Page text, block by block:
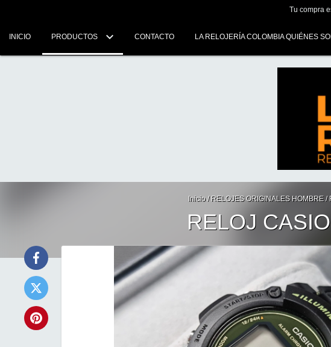
Tu compra
INICIO PRODUCTOS CONTACTO LA RELOJERÍA COLOMBIA QUIÉNES
Inicio / RELOJES ORIGINALES HOMBRE /
RELOJ